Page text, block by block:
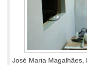
José Maria Magalhães,